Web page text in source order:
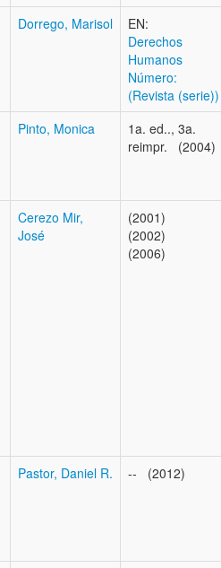
Dorrego, Marisol
EN:
Derechos
Humanos
Número:
(Revista (serie))
Pinto, Monica
1a. ed.., 3a.
reimpr. (2004)
Cerezo Mir,
José
(2001)
(2002)
(2006)
Pastor, Daniel R. -- (2012)